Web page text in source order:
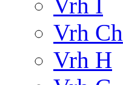
Vrh Ch
Vrh H